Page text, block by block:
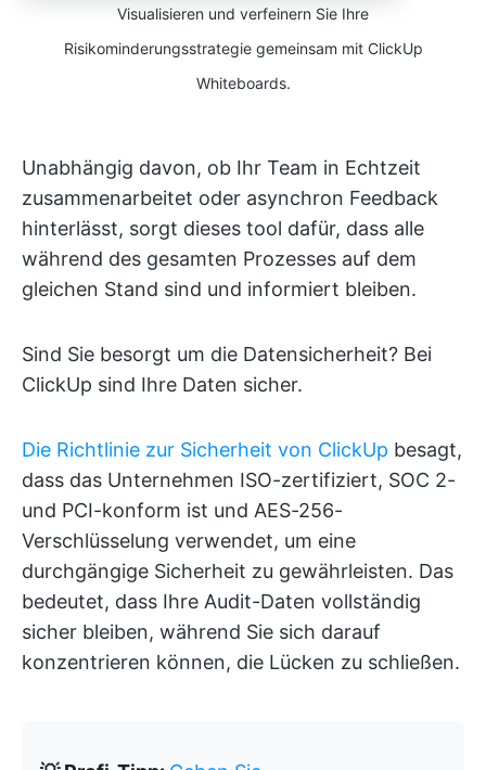
Visualisieren und verfeinern Sie Ihre
Risikominderungsstrategie gemeinsam mit ClickUp
Whiteboards.
Unabhängig davon, ob Ihr Team in Echtzeit
zusammenarbeitet oder asynchron Feedback
hinterlässt, sorgt dieses tool dafür, dass alle
während des gesamten Prozesses auf dem
gleichen Stand sind und informiert bleiben.
Sind Sie besorgt um die Datensicherheit? Bei
ClickUp sind Ihre Daten sicher.
Die Richtlinie zur Sicherheit von ClickUp besagt,
dass das Unternehmen ISO-zertifiziert, SOC 2-
und PCI-konform ist und AES-256-
Verschlüsselung verwendet, um eine
durchgängige Sicherheit zu gewährleisten. Das
bedeutet, dass Ihre Audit-Daten vollständig
sicher bleiben, während Sie sich darauf
konzentrieren können, die Lücken zu schließen.